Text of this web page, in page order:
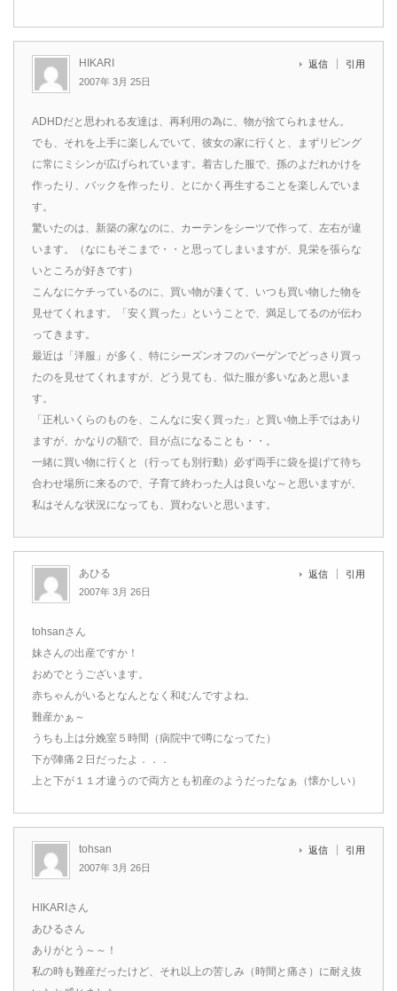
HIKARI
2007年 3月 25日
返信 引用
ADHDだと思われる友達は、再利用の為に、物が捨てられません。
でも、それを上手に楽しんでいて、彼女の家に行くと、まずリビング
に常にミシンが広げられています。着古した服で、孫のよだれかけを
作ったり、バックを作ったり、とにかく再生することを楽しんでいま
す。
驚いたのは、新築の家なのに、カーテンをシーツで作って、左右が違
います。（なにもそこまで・・と思ってしまいますが、見栄を張らな
いところが好きです）
こんなにケチっているのに、買い物が凄くて、いつも買い物した物を
見せてくれます。「安く買った」ということで、満足してるのが伝わ
ってきます。
最近は「洋服」が多く、特にシーズンオフのバーゲンでどっさり買っ
たのを見せてくれますが、どう見ても、似た服が多いなあと思いま
す。
「正札いくらのものを、こんなに安く買った」と買い物上手ではあり
ますが、かなりの額で、目が点になることも・・。
一緒に買い物に行くと（行っても別行動）必ず両手に袋を提げて待ち
合わせ場所に来るので、子育て終わった人は良いな～と思いますが、
私はそんな状況になっても、買わないと思います。
あひる
2007年 3月 26日
返信 引用
tohsanさん
妹さんの出産ですか！
おめでとうございます。
赤ちゃんがいるとなんとなく和むんですよね。
難産かぁ～
うちも上は分娩室５時間（病院中で噂になってた）
下が陣痛２日だったよ．．．
上と下が１１才違うので両方とも初産のようだったなぁ（懐かしい）
tohsan
2007年 3月 26日
返信 引用
HIKARIさん
あひるさん
ありがとう～～！
私の時も難産だったけど、それ以上の苦しみ（時間と痛さ）に耐え抜